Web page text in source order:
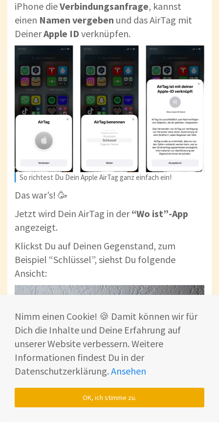
iPhone dieVerbindungsanfrage, kannst
einen Namen vergeben und das AirTag mit
DeinerApple ID verknüpfen.
So richtest Du Dein Apple AirTag ganz einfach ein!
Das war’s! 🥳
Jetzt wird Dein AirTag in der“Wo ist”-App
angezeigt.
Klickst Du auf Deinen Gegenstand, zum
Beispiel “Schlüssel”, siehst Du folgende
Ansicht:
Nimm einen Cookie! 🍪 Damit können wir für
Dich die Inhalte und Deine Erfahrung auf
unserer Website verbessern. Weitere
Informationen findest Du in der
Datenschutzerklärung. Ansehen
OK, ich stimme zu.